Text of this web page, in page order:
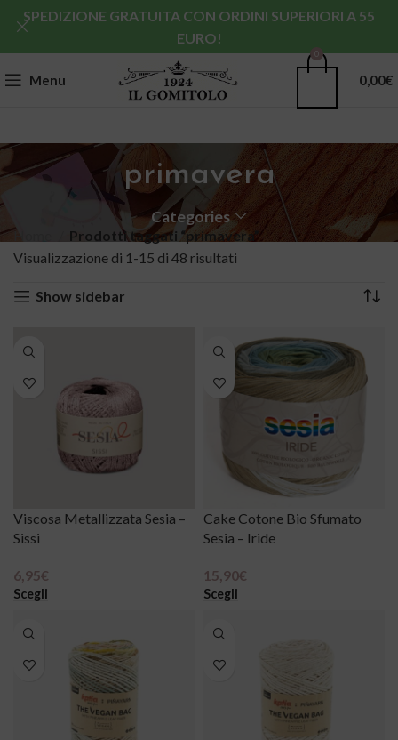
Menu 0,00€
primavera
Categories
Prodotti taggati “primavera”
Visualizzazione di 1-15 di 48 risultati
Show sidebar
Viscosa Metallizzata Sesia –
Sissi
6,95€
Scegli
Cake Cotone Bio Sfumato
Sesia – Iride
15,90€
Scegli
SPEDIZIONE GRATUITA CON ORDINI SUPERIORI A 55
EURO!